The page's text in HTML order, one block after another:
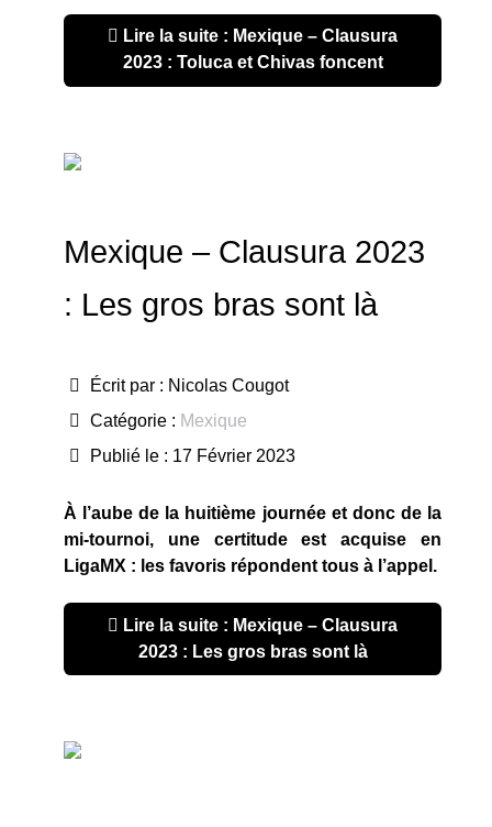
Lire la suite : Mexique – Clausura
2023 : Toluca et Chivas foncent
Mexique – Clausura 2023
: Les gros bras sont là
Écrit par : Nicolas Cougot
Catégorie : Mexique
Publié le : 17 Février 2023
À l’aube de la huitième journée et donc de la
mi-tournoi, une certitude est acquise en
LigaMX : les favoris répondent tous à l’appel.
Lire la suite : Mexique – Clausura
2023 : Les gros bras sont là